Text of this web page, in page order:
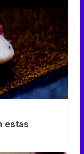
estas